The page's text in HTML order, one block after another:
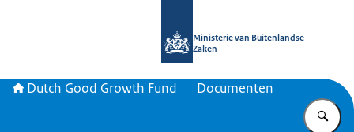
Ministerie van Buitenlandse
Zaken
Dutch Good Growth Fund Documenten